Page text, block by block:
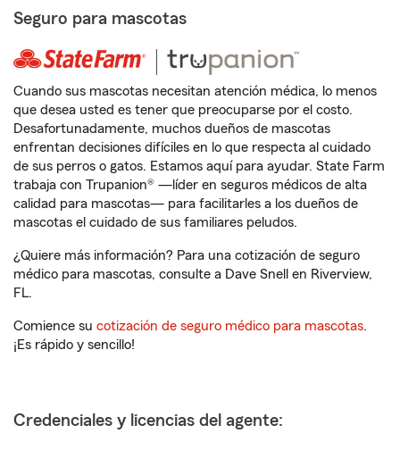
Seguro para mascotas
Cuando sus mascotas necesitan atención médica, lo menos
que desea usted es tener que preocuparse por el costo.
Desafortunadamente, muchos dueños de mascotas
enfrentan decisiones difíciles en lo que respecta al cuidado
de sus perros o gatos. Estamos aquí para ayudar. State Farm
trabaja con Trupanion® —líder en seguros médicos de alta
calidad para mascotas— para facilitarles a los dueños de
mascotas el cuidado de sus familiares peludos.
¿Quiere más información? Para una cotización de seguro
médico para mascotas, consulte a Dave Snell en Riverview,
FL.
Comience su cotización de seguro médico para mascotas.
¡Es rápido y sencillo!
Credenciales y licencias del agente: